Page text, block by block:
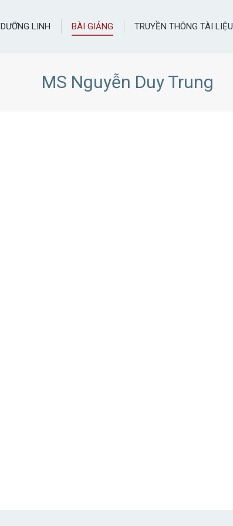
DƯỠNG LINH BÀI GIẢNG TRUYỀN THÔNG TÀI LIỆU
MS Nguyễn Duy Trung